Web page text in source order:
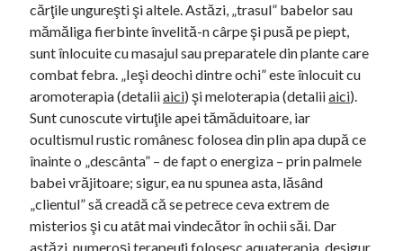
cărţile ungureşti şi altele. Astăzi, „trasul” babelor sau
mămăliga fierbinte învelită-n cârpe şi pusă pe piept,
sunt înlocuite cu masajul sau preparatele din plante care
combat febra. „Ieşi deochi dintre ochi” este înlocuit cu
aromoterapia (detaliiaici) şi meloterapia (detaliiaici).
Sunt cunoscute virtuţile apei tămăduitoare, iar
ocultismul rustic românesc folosea din plin apa după ce
înainte o „descânta” – de fapt o energiza – prin palmele
babei vrăjitoare; sigur, ea nu spunea asta, lăsând
„clientul” să creadă că se petrece ceva extrem de
misterios şi cu atât mai vindecător în ochii săi. Dar
astăzi, numeroşi terapeuţi folosesc aquaterapia, desigur,